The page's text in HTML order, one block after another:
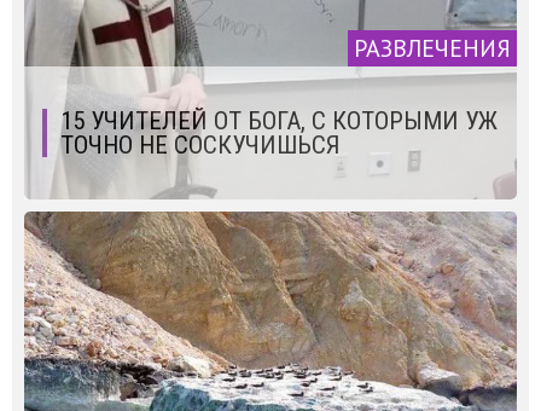
РАЗВЛЕЧЕНИЯ
15 УЧИТЕЛЕЙ ОТ БОГА, С КОТОРЫМИ УЖ
ТОЧНО НЕ СОСКУЧИШЬСЯ